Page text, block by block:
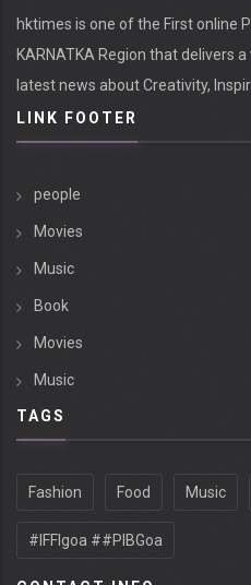
hktimes is one of the First online
KARNATKA Region that delivers
latest news about Creativity,
LINK FOOTER
people
Movies
Music
Book
Movies
Music
TAGS
Fashion Food Music
#IFFIgoa ##PIBGoa